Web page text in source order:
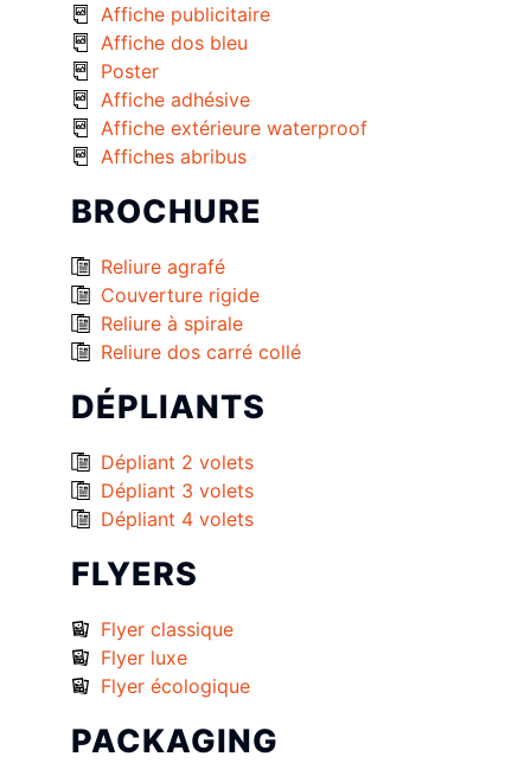
Affiche publicitaire
Affiche dos bleu
Poster
Affiche adhésive
Affiche extérieure waterproof
Affiches abribus
BROCHURE
Reliure agrafé
Couverture rigide
Reliure à spirale
Reliure dos carré collé
DÉPLIANTS
Dépliant 2 volets
Dépliant 3 volets
Dépliant 4 volets
FLYERS
Flyer classique
Flyer luxe
Flyer écologique
PACKAGING